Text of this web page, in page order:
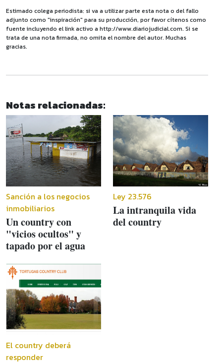
Estimado colega periodista: si va a utilizar parte esta nota o del fallo
adjunto como "inspiración" para su producción, por favor cítenos como
fuente incluyendo el link activo a http://www.diariojudicial.com. Si se
trata de una nota firmada, no omita el nombre del autor. Muchas
gracias.
Notas relacionadas:
Sanción a los negocios
inmobiliarios
Un country con
"vicios ocultos" y
tapado por el agua
Ley 23.576
La intranquila vida
del country
El country deberá
responder